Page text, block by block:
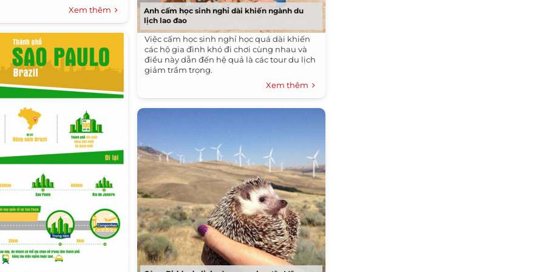
Xem thêm
Anh cấm học sinh nghỉ dài khiến ngành du
lịch lao đao
Việc cấm học sinh nghỉ học quá dài khiến
các hộ gia đình khó đi chơi cùng nhau và
điều này dẫn đến hệ quả là các tour du lịch
giảm trầm trọng.
Xem thêm